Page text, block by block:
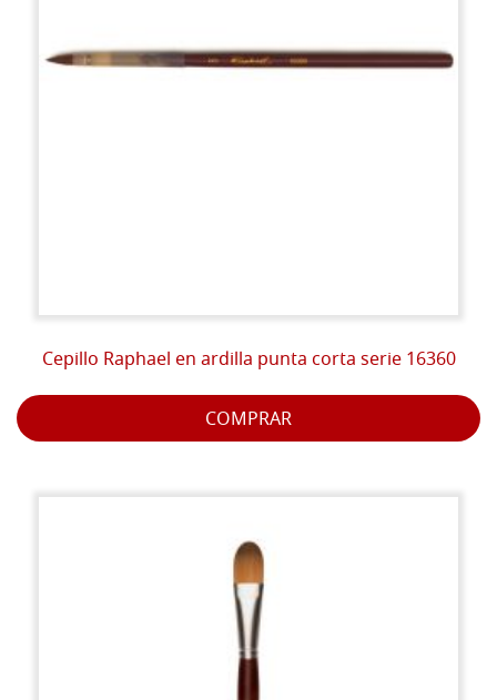
Cepillo Raphael en ardilla punta corta serie 16360
COMPRAR